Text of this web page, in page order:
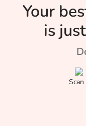
Your
is